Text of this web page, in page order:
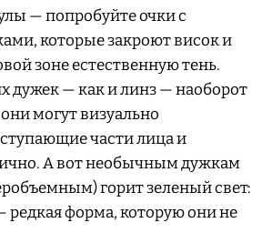
— попробуйте очки с
которые закроют висок и
зоне естественную тень.
дужек — как и линз — наоборот
могут визуально
части лица и
А вот необычным дужкам
горит зеленый свет:
редкая форма, которую они не